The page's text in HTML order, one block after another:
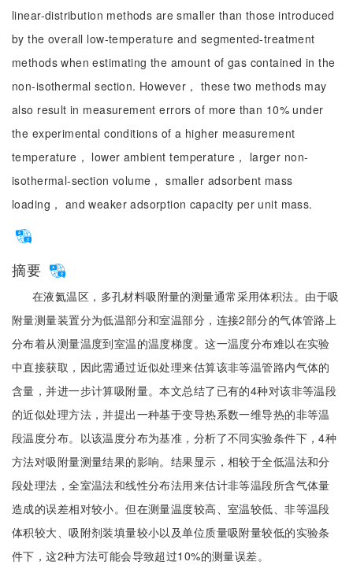
linear-distribution methods are smaller than those introduced
by the overall low-temperature and segmented-treatment
methods when estimating the amount of gas contained in the
non-isothermal section. However， these two methods may
also result in measurement errors of more than 10% under
the experimental conditions of a higher measurement
temperature， lower ambient temperature， larger non-
isothermal-section volume， smaller adsorbent mass
loading， and weaker adsorption capacity per unit mass.
摘要
在液氦温区，多孔材料吸附量的测量通常采用体积法。由于吸
附量测量装置分为低温部分和室温部分，连接2部分的气体管路上
分布着从测量温度到室温的温度梯度。这一温度分布难以在实验
中直接获取，因此需通过近似处理来估算该非等温管路内气体的
含量，并进一步计算吸附量。本文总结了已有的4种对该非等温段
的近似处理方法，并提出一种基于变导热系数一维导热的非等温
段温度分布。以该温度分布为基准，分析了不同实验条件下，4种
方法对吸附量测量结果的影响。结果显示，相较于全低温法和分
段处理法，全室温法和线性分布法用来估计非等温段所含气体量
造成的误差相对较小。但在测量温度较高、室温较低、非等温段
体积较大、吸附剂装填量较小以及单位质量吸附量较低的实验条
件下，这2种方法可能会导致超过10%的测量误差。